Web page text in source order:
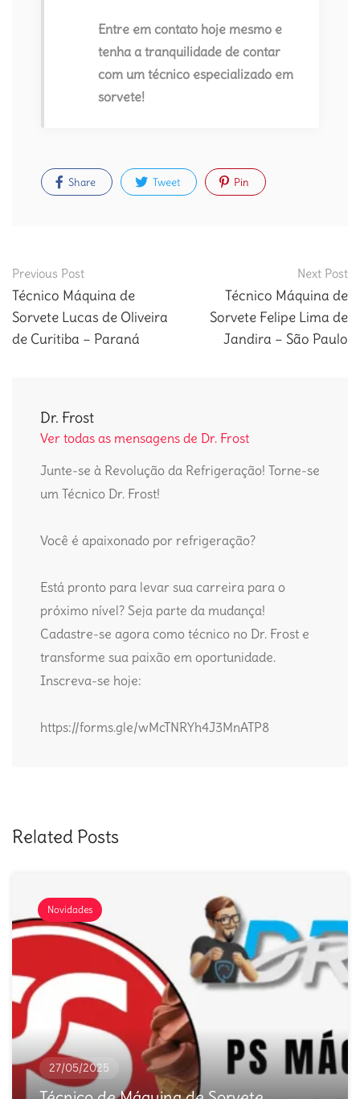
Entre em contato hoje mesmo e
tenha a tranquilidade de contar
com um técnico especializado em
sorvete!
Share Tweet Pin
Post
navigation
Previous Post
Técnico Máquina de
Sorvete Lucas de Oliveira
de Curitiba – Paraná
Next Post
Técnico Máquina de
Sorvete Felipe Lima de
Jandira – São Paulo
Dr. Frost
Ver todas as mensagens de Dr. Frost
Junte-se à Revolução da Refrigeração! Torne-se
um Técnico Dr. Frost!
Você é apaixonado por refrigeração?
Está pronto para levar sua carreira para o
próximo nível? Seja parte da mudança!
Cadastre-se agora como técnico no Dr. Frost e
transforme sua paixão em oportunidade.
Inscreva-se hoje:
https://forms.gle/wMcTNRYh4J3MnATP8
Related Posts
Novidades
27/05/2025